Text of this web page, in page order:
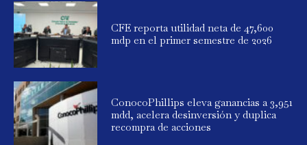
CFE reporta utilidad neta de 47,600
mdp en el primer semestre de 2026
ConocoPhillips eleva ganancias a 3,951
mdd, acelera desinversión y duplica
recompra de acciones